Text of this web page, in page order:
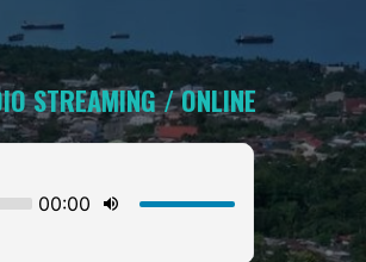
STREAMING / ONLINE